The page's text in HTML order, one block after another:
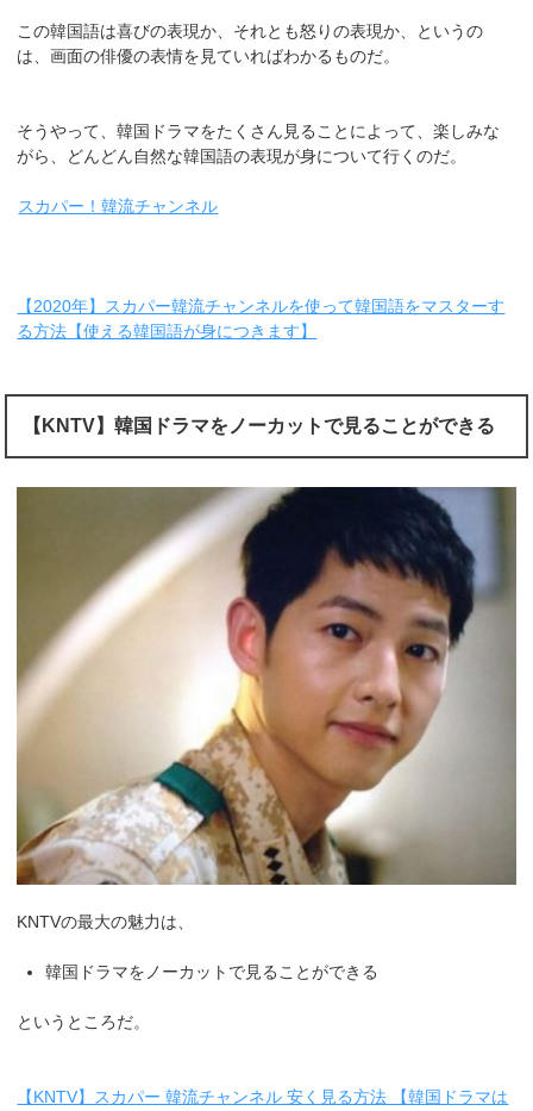
この韓国語は喜びの表現か、それとも怒りの表現か、というの
は、画面の俳優の表情を見ていればわかるものだ。
そうやって、韓国ドラマをたくさん見ることによって、楽しみな
がら、どんどん自然な韓国語の表現が身について行くのだ。
スカパー！韓流チャンネル
【2020年】スカパー韓流チャンネルを使って韓国語をマスターす
る方法【使える韓国語が身につきます】
【KNTV】韓国ドラマをノーカットで見ることができる
KNTVの最大の魅力は、
韓国ドラマをノーカットで見ることができる
というところだ。
【KNTV】スカパー 韓流チャンネル 安く見る方法 【韓国ドラマは